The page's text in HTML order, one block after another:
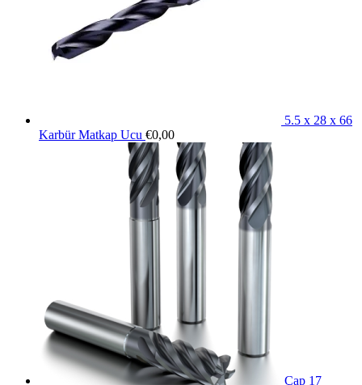
5.5 x 28 x 66
Karbür Matkap Ucu €0,00
Çap 17